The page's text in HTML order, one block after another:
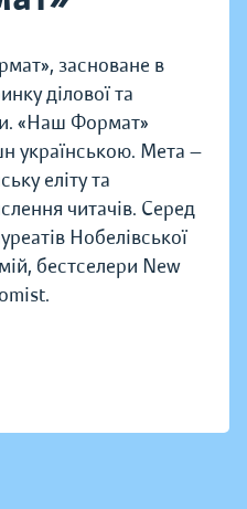
засноване в
ділової та
«Наш Формат»
українською. Мета —
еліту та
читачів. Серед
Нобелівської
бестселери New